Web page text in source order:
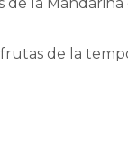
de la
de la